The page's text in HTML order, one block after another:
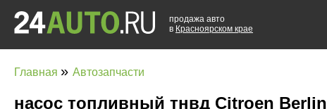
продажа авто
в Красноярском крае
Главная » Автозапчасти
насос топливный тнвд Citroen